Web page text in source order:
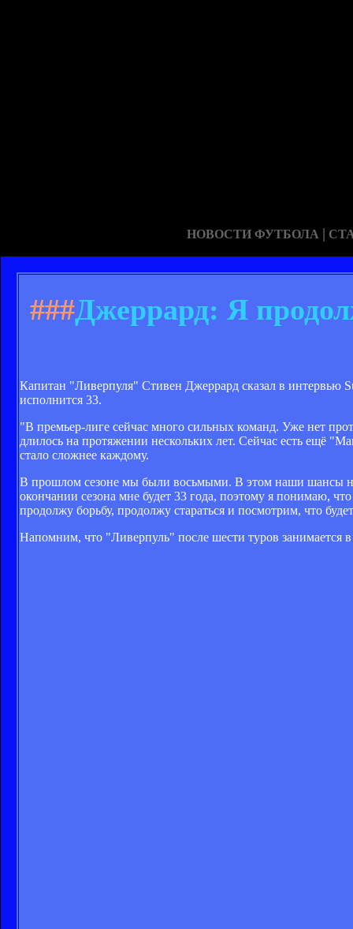
НОВОСТИ ФУТБОЛА |
###Джеррард: Я
Капитан "Ливерпуля" Стивен Джеррард сказал в интервью
исполнится 33.
"В премьер-лиге сейчас много сильных команд. Уже нет
длилось на протяжении нескольких лет. Сейчас есть ещё
стало сложнее каждому.
В прошлом сезоне мы были восьмыми. В этом наши шансы
окончании сезона мне будет 33 года, поэтому я понимаю,
продолжу борьбу, продолжу стараться и посмотрим, что
Напомним, что "Ливерпуль" после шести туров занимается в